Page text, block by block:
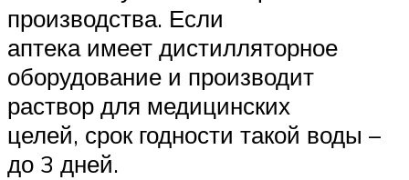
производства. Если
аптека имеет дистилляторное
оборудование и производит
раствор для медицинских
целей, срок годности такой воды –
до 3 дней.